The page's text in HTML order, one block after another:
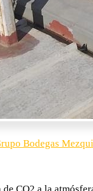
Bodegas